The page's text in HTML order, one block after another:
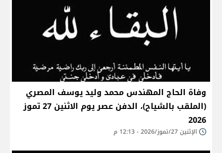
وفاة الحاج المهندس محمد وليد يوسف المصري
(الملقب بالشياح)، الدفن عصر يوم الاثنين 27 تموز
2026
الإثنين 27/تموز/2026 - 12:13 م